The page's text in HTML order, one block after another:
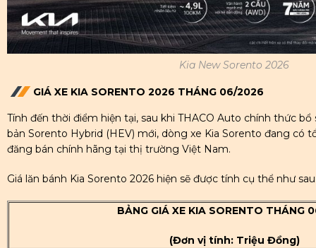
Kia New Sorento 2026
GIÁ XE KIA SORENTO 2026 THÁNG 06/2026
Tính đến thời điểm hiện tại, sau khi THACO Auto chính thức
bản Sorento Hybrid (HEV) mới, dòng xe Kia Sorento đang có
đăng bán chính hãng tại thị trường Việt Nam.
Giá lăn bánh Kia Sorento 2026 hiện sẽ được tính cụ thể như
BẢNG GIÁ XE KIA SORENTO THÁNG
(Đơn vị tính: Triệu Đồng)